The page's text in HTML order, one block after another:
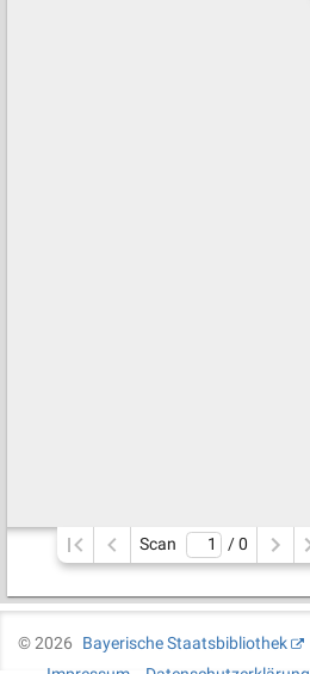
Scan / 0
©2026
Bayerische Staatsbibliothek